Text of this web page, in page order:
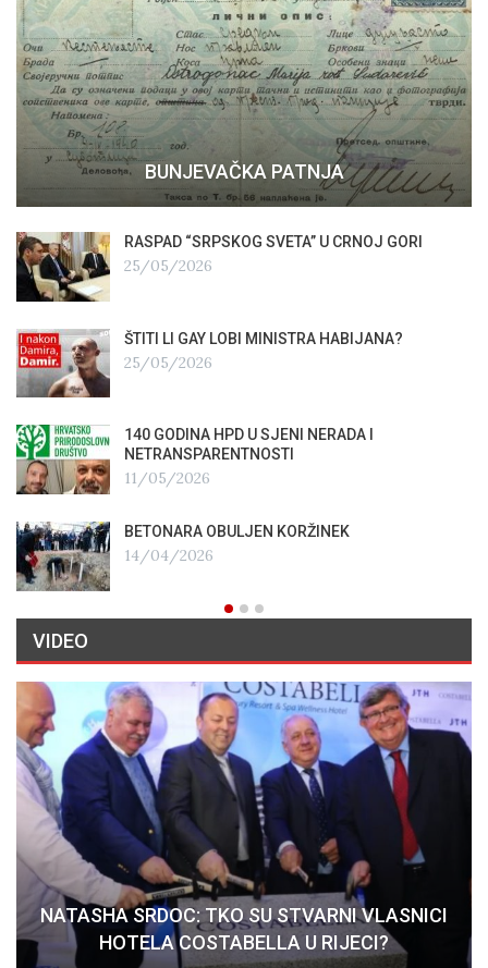
BUNJEVAČKA PATNJA
RASPAD “SRPSKOG SVETA” U CRNOJ GORI
25/05/2026
ŠTITI LI GAY LOBI MINISTRA HABIJANA?
25/05/2026
140 GODINA HPD U SJENI NERADA I
NETRANSPARENTNOSTI
11/05/2026
BETONARA OBULJEN KORŽINEK
14/04/2026
VIDEO
NATASHA SRDOC: TKO SU STVARNI VLASNICI
HOTELA COSTABELLA U RIJECI?